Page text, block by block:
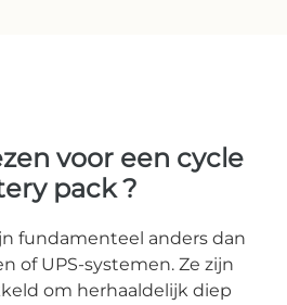
voor een cycle
pack?
fundamenteel anders dan
of UPS-systemen. Ze zijn
om herhaaldelijk diep